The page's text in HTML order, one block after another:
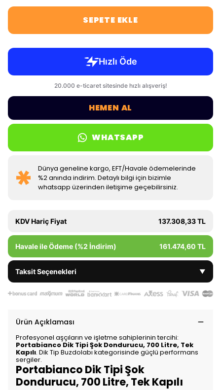
SEPETE EKLE
HEMEN AL
WHATSAPP
Dünya geneline kargo, EFT/Havale ödemelerinde
%2 anında indirim. Detaylı bilgi için bizimle
whatsapp üzerinden iletişime geçebilirsiniz.
KDV Hariç Fiyat 137.308,33 TL
Havale ile Ödeme (%2 İndirim) 161.474,60 TL
Taksit Seçenekleri ▼
Ürün Açıklaması
Profesyonel aşçıların ve işletme sahiplerinin tercihi:
Portabianco Dik Tipi Şok Dondurucu, 700 Litre, Tek
Kapılı. Dik Tip Buzdolabı kategorisinde güçlü performans
sergiler.
Portabianco Dik Tipi Şok
Dondurucu, 700 Litre, Tek Kapılı